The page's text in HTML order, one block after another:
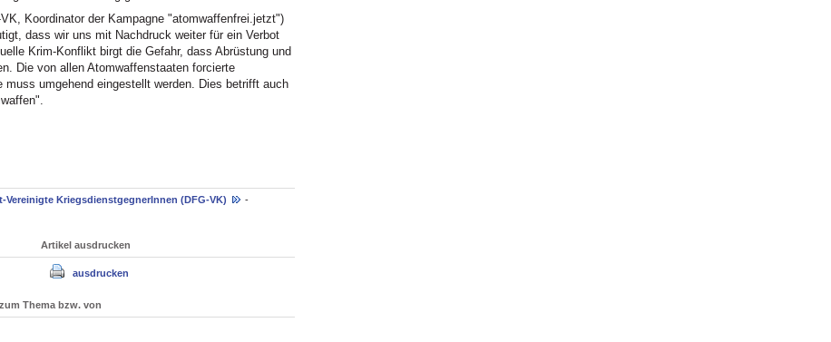
Koordinator der Kampagne "atomwaffenfrei.jetzt")
dass wir uns mit Nachdruck weiter für ein Verbot
Krim-Konflikt birgt die Gefahr, dass Abrüstung und
Die von allen Atomwaffenstaaten forcierte
muss umgehend eingestellt werden. Dies betrifft auch
KriegsdienstgegnerInnen (DFG-VK)
-
Artikel ausdrucken
ausdrucken
Thema bzw. von